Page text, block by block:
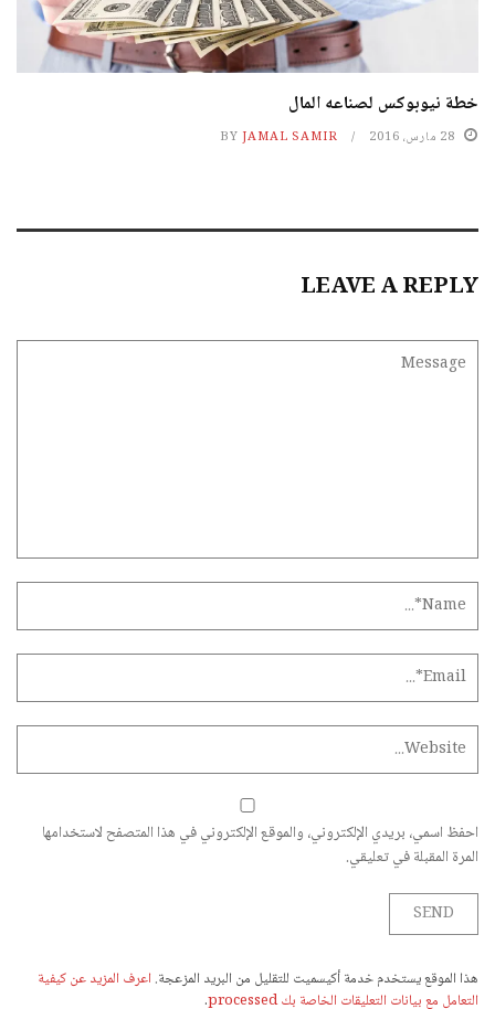
خطة نيوبوكس لصناعه المال
28 مارس، 2016 BY JAMAL SAMIR
LEAVE A REPLY
احفظ اسمي، بريدي الإلكتروني، والموقع الإلكتروني في هذا المتصفح لاستخدامها
المرة المقبلة في تعليقي.
هذا الموقع يستخدم خدمة أكيسميت للتقليل من البريد المزعجة. اعرف المزيد عن كيفية
التعامل مع بيانات التعليقات الخاصة بك processed
.